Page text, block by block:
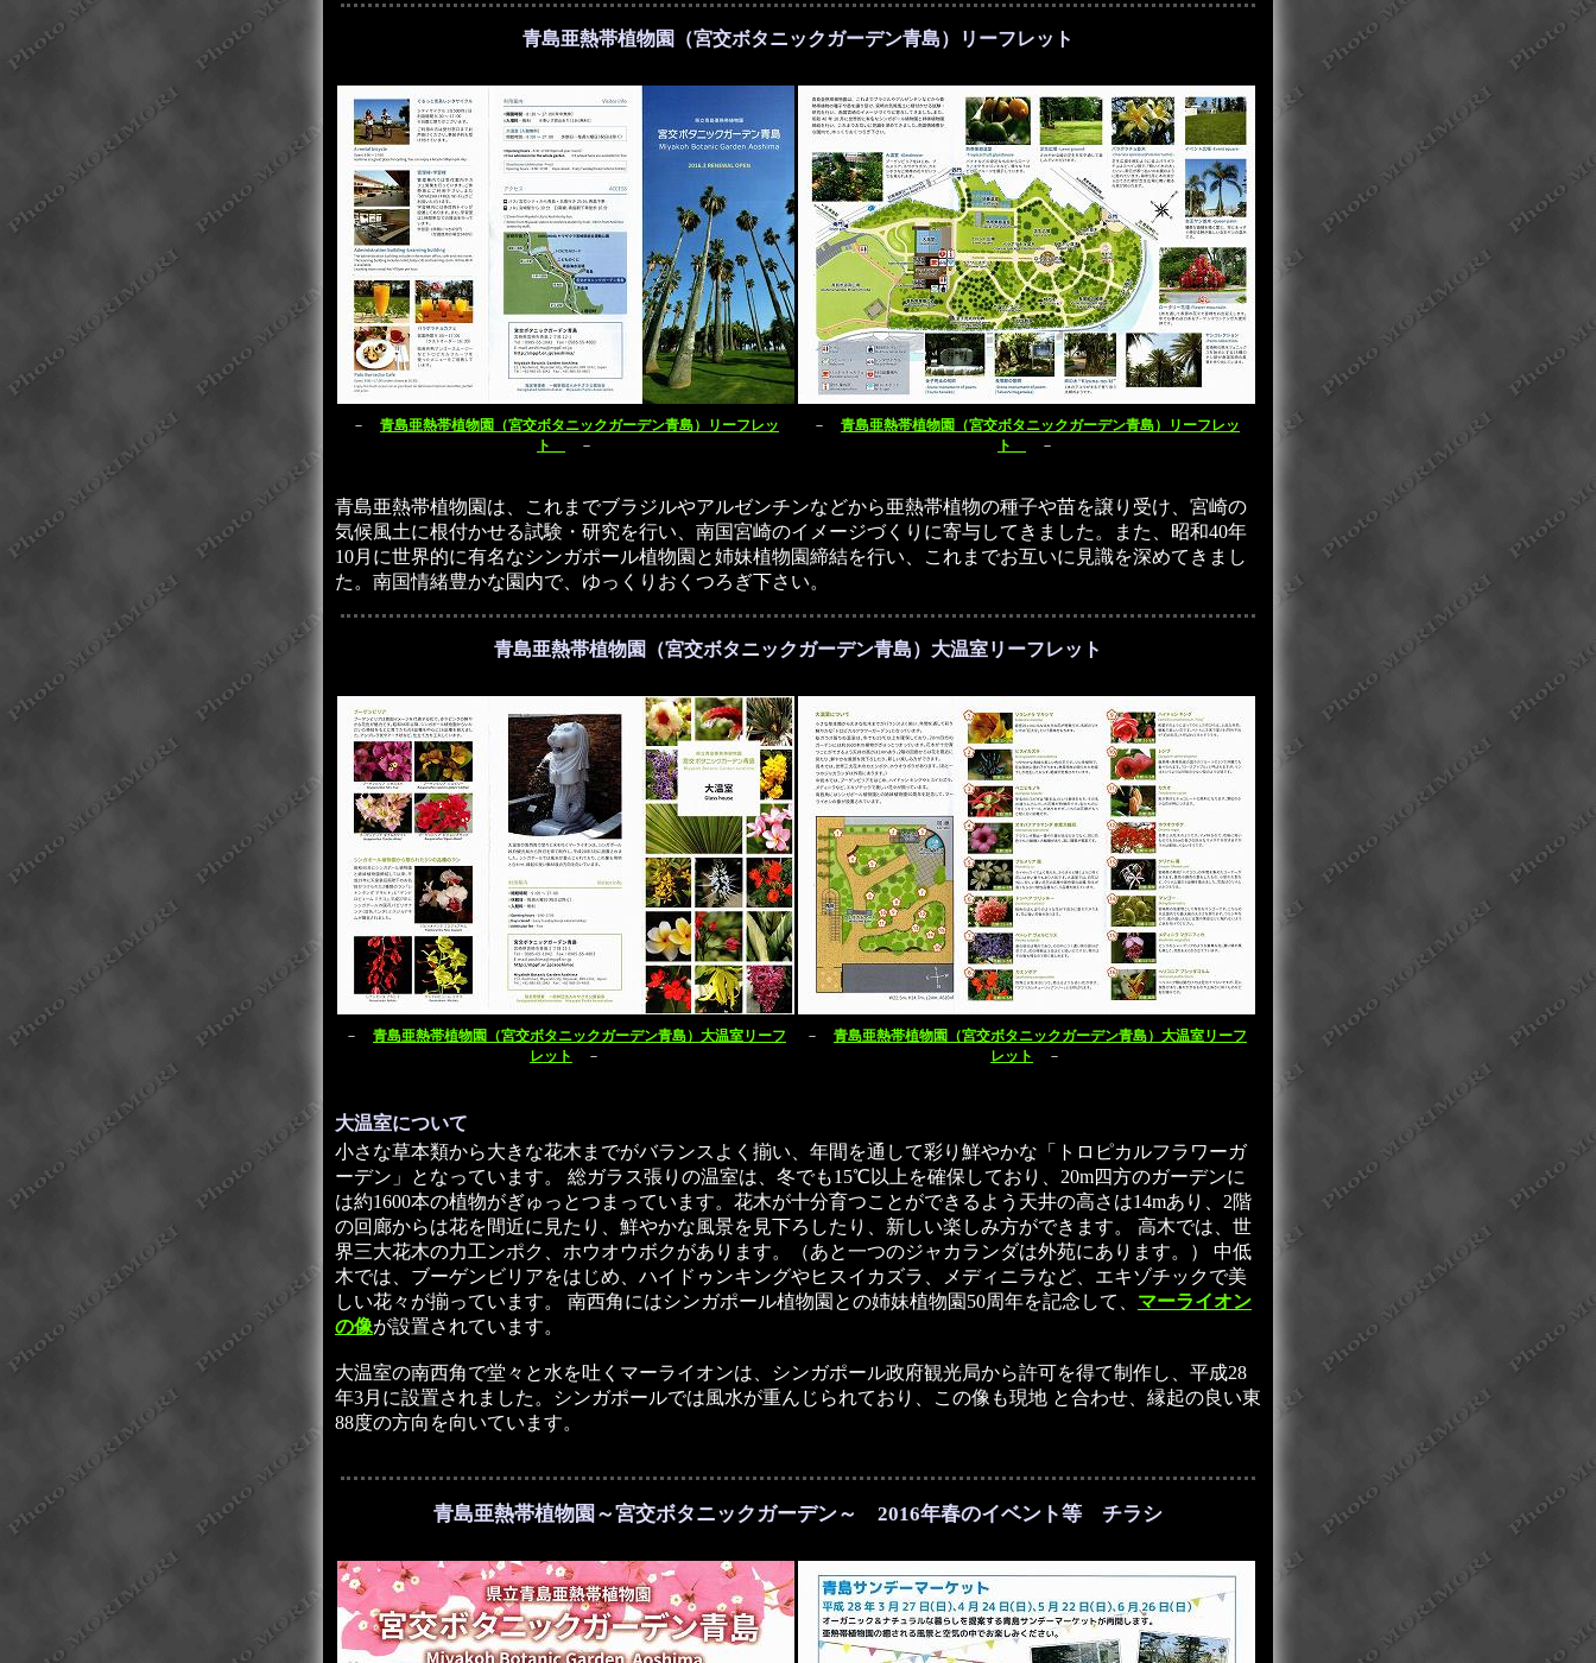
青島亜熱帯植物園（宮交ボタニックガーデン青島）リーフレット
－ 青島亜熱帯植物園（宮交ボタニックガーデン青島）リーフレッ
ト
－
－ 青島亜熱帯植物園（宮交ボタニックガーデン青島）リーフレッ
ト
－
青島亜熱帯植物園は、これまでブラジルやアルゼンチンなどから亜熱帯植物の種子や苗を譲り受け、宮崎の
気候風土に根付かせる試験・研究を行い、南国宮崎のイメージづくりに寄与してきました。また、昭和40年
10月に世界的に有名なシンガポール植物園と姉妹植物園締結を行い、これまでお互いに見識を深めてきまし
た。南国情緒豊かな園内で、ゆっくりおくつろぎ下さい。
青島亜熱帯植物園（宮交ボタニックガーデン青島）大温室リーフレット
－ 青島亜熱帯植物園（宮交ボタニックガーデン青島）大温室リーフ
レット
－
－ 青島亜熱帯植物園（宮交ボタニックガーデン青島）大温室リーフ
レット
－
大温室について
小さな草本類から大きな花木までがバランスよく揃い、年間を通して彩り鮮やかな「トロピカルフラワーガ
ーデン」となっています。 総ガラス張りの温室は、冬でも15℃以上を確保しており、20m四方のガーデンに
は約1600本の植物がぎゅっとつまっています。花木が十分育つことができるよう天井の高さは14mあり、2階
の回廊からは花を間近に見たり、鮮やかな風景を見下ろしたり、新しい楽しみ方ができます。 高木では、世
界三大花木の力工ンポク、ホウオウボクがあります。（あと一つのジャカランダは外苑にあります。） 中低
木では、ブーゲンビリアをはじめ、ハイドゥンキングやヒスイカズラ、メディニラなど、エキゾチックで美
しい花々が揃っています。 南西角にはシンガポール植物園との姉妹植物園50周年を記念して、 マーライオン
の像が設置されています。
大温室の南西角で堂々と水を吐くマーライオンは、シンガポール政府観光局から許可を得て制作し、平成28
年3月に設置されました。シンガポールでは風水が重んじられており、この像も現地 と合わせ、縁起の良い東
88度の方向を向いています。
青島亜熱帯植物園～宮交ボタニックガーデン～ 2016年春のイベント等 チラシ